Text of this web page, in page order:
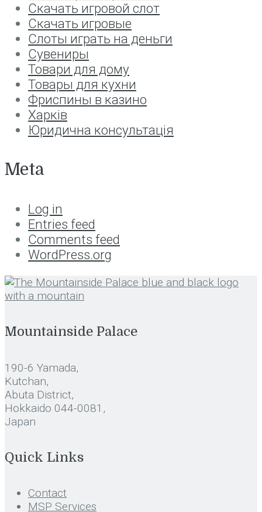
Скачать игровой слот
Скачать игровые
Слоты играть на деньги
Сувениры
Товари для дому
Товары для кухни
Фриспины в казино
Харків
Юридична консультація
Meta
Log in
Entries feed
Comments feed
WordPress.org
Mountainside Palace
190-6 Yamada,
Kutchan,
Abuta District,
Hokkaido 044-0081,
Japan
Quick Links
Contact
MSP Services